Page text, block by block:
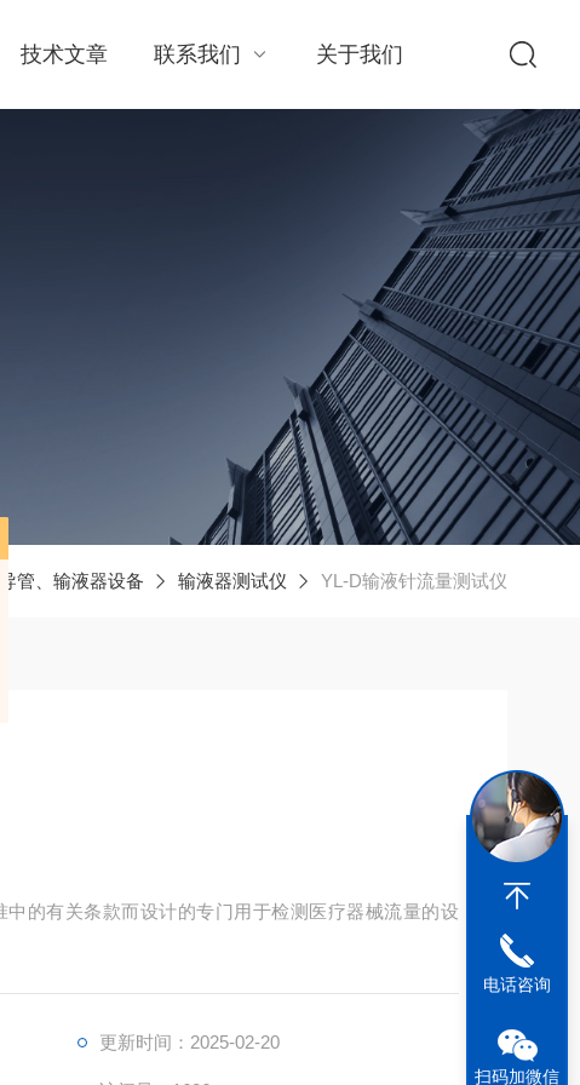
技术文章 联系我们 关于我们
导管、输液器设备 输液器测试仪 YL-D输液针流量测试仪
的有关条款而设计的专门用于检测医疗器械流量的设
更新时间：2025-02-20
电话咨询
扫码加微信